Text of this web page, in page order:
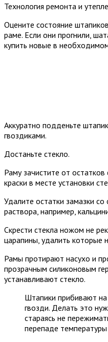
Технология ремонта и
Оцените состояние
раме. Если они прогнили,
купить новые в
Аккуратно подденьте
гвоздиками.
Достаньте стекло.
Раму зачистите от
краски в месте установки
Удалите остатки замазки
раствора, например,
Скрести стекла ножом не
царапины, удалить которые
Рамы протирают насухо и
прозрачным силиконовым
устанавливают стекло.
Штапики прибивают
гвозди. Делать это
стараясь не
перепаде